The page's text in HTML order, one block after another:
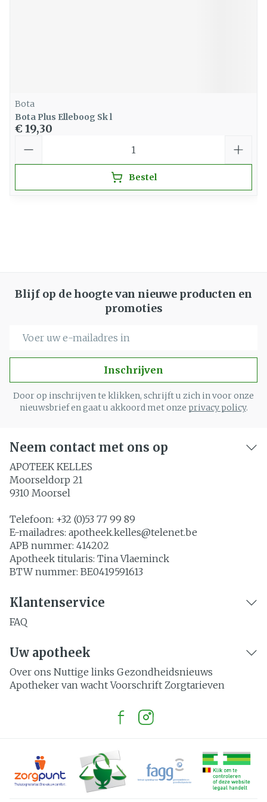
Bota
Bota Plus Elleboog Sk l
€ 19,30
Bestel
Blijf op de hoogte van nieuwe producten en
promoties
Inschrijven
Door op inschrijven te klikken, schrijft u zich in voor onze
nieuwsbrief en gaat u akkoord met onze privacy policy.
Neem contact met ons op
APOTEEK KELLES
Moorseldorp 21
9310 Moorsel
Telefoon: +32 (0)53 77 99 89
E-mailadres: apotheek.kelles@telenet.be
APB nummer: 414202
Apotheek titularis: Tina Vlaeminck
BTW nummer: BE0419591613
Klantenservice
FAQ
Uw apotheek
Over ons Nuttige links Gezondheidsnieuws
Apotheker van wacht Voorschrift Zorgtarieven